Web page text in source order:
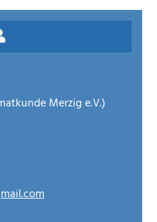
Merzig e.V.)